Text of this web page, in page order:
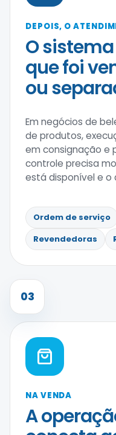
DEPOIS, O
O
que foi
ou
Em negócios de
de produtos,
em consignação e
controle precisa
está disponível e o
Ordem de serviço
Revendedoras
03
NA VENDA
A